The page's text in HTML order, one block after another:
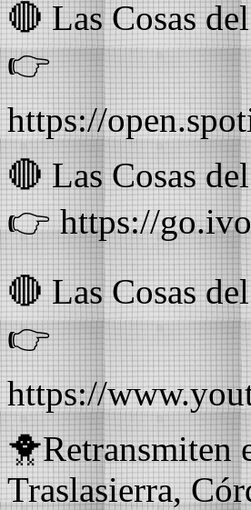
🔴 Las Cosas
👉⁠
https://
🔴 Las Cosas
👉 ⁠https://
🔴 Las Cosas
👉
https://
🐥Retransmiten
Traslasierra,